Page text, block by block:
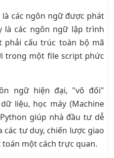
là các ngôn ngữ được phát
là các ngôn ngữ lập trình
phải cấu trúc toàn bộ mã
trong một file script phức
ngữ hiện đại, "vô đối"
liệu, học máy (Machine
giúp nhà đầu tư dễ
các tư duy, chiến lược giao
một cách trực quan.